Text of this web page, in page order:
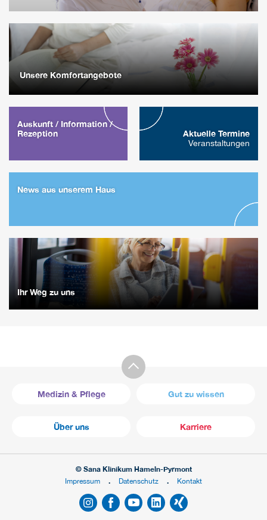
Unsere Komfort­angebote
Auskunft / Information /
Rezeption
Aktuelle Termine
Veranstaltungen
News aus unserem Haus
Ihr Weg zu uns
Medizin & Pflege Gut zu wissen
Über uns Karriere
© Sana Klinikum Hameln-Pyrmont
Impressum
Datenschutz Kontakt